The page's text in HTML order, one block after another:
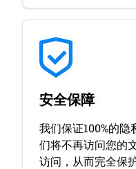
安全保障
我们保证100%的
们将不再访问您的
访问，从而完全保